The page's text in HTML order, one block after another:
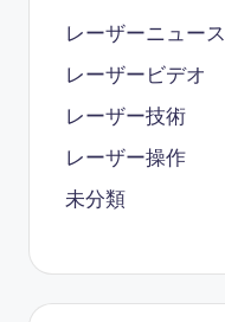
レーザーニュース
レーザービデオ
レーザー技術
レーザー操作
未分類